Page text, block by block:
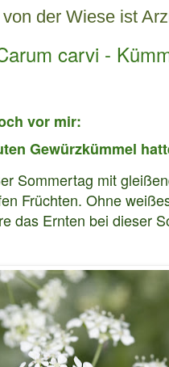
der Wiese ist
carvi -
vor mir:
Gewürzkümmel
Sommertag mit
Früchten. Ohne
das Ernten bei dieser